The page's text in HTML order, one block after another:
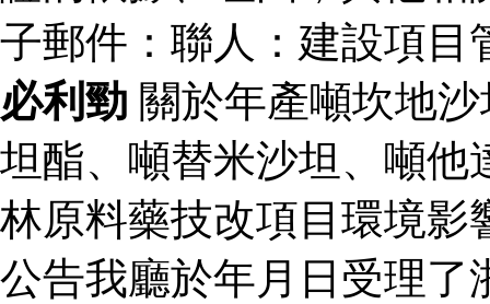
子郵件：聯人：建設項目
必利勁 關於年產噸坎地
坦酯、噸替米沙坦、噸他
林原料藥技改項目環境影
公告我廳於年月日受理了